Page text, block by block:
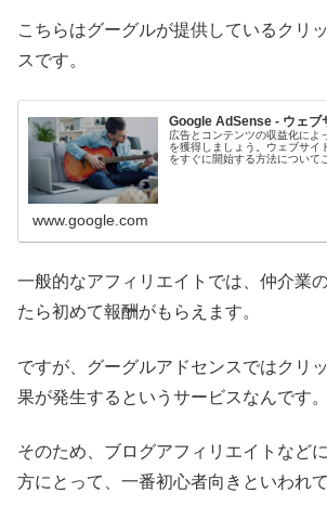
こちらはグーグルが提供しているクリ
スです。
Google AdSense - ウェブ
広告とコンテンツの収益化によ
を獲得しましょう。ウェブサイ
をすぐに開始する方法について
www.google.com
一般的なアフィリエイトでは、仲介業
たら初めて報酬がもらえます。
ですが、グーグルアドセンスではクリ
果が発生するというサービスなんです。
そのため、ブログアフィリエイトなど
方にとって、一番初心者向きといわれて